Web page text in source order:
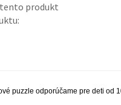
produkt
puzzle odporúčame pre deti od